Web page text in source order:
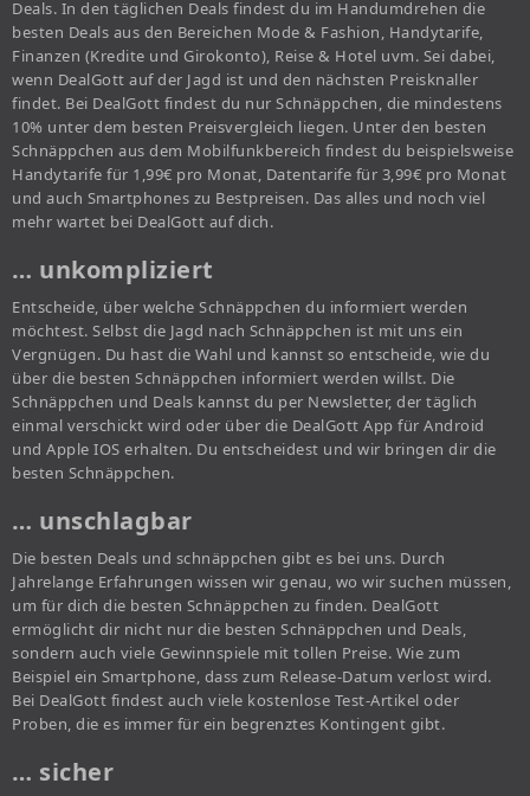
Deals. In den täglichen Deals findest du im Handumdrehen die
besten Deals aus den Bereichen Mode & Fashion, Handytarife,
Finanzen (Kredite und Girokonto), Reise & Hotel uvm. Sei dabei,
wenn DealGott auf der Jagd ist und den nächsten Preisknaller
findet. Bei DealGott findest du nur Schnäppchen, die mindestens
10% unter dem besten Preisvergleich liegen. Unter den besten
Schnäppchen aus dem Mobilfunkbereich findest du beispielsweise
Handytarife für 1,99€ pro Monat, Datentarife für 3,99€ pro Monat
und auch Smartphones zu Bestpreisen. Das alles und noch viel
mehr wartet bei DealGott auf dich.
… unkompliziert
Entscheide, über welche Schnäppchen du informiert werden
möchtest. Selbst die Jagd nach Schnäppchen ist mit uns ein
Vergnügen. Du hast die Wahl und kannst so entscheide, wie du
über die besten Schnäppchen informiert werden willst. Die
Schnäppchen und Deals kannst du per Newsletter, der täglich
einmal verschickt wird oder über die DealGott App für Android
und Apple IOS erhalten. Du entscheidest und wir bringen dir die
besten Schnäppchen.
… unschlagbar
Die besten Deals und schnäppchen gibt es bei uns. Durch
Jahrelange Erfahrungen wissen wir genau, wo wir suchen müssen,
um für dich die besten Schnäppchen zu finden. DealGott
ermöglicht dir nicht nur die besten Schnäppchen und Deals,
sondern auch viele Gewinnspiele mit tollen Preise. Wie zum
Beispiel ein Smartphone, dass zum Release-Datum verlost wird.
Bei DealGott findest auch viele kostenlose Test-Artikel oder
Proben, die es immer für ein begrenztes Kontingent gibt.
… sicher